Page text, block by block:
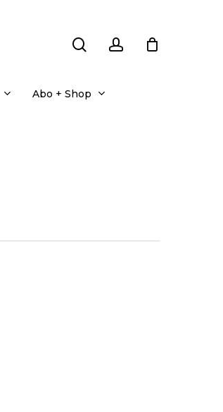
Abo + Shop